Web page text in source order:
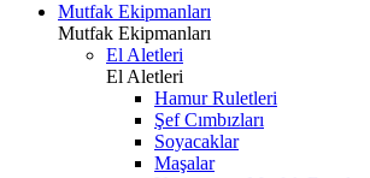
Mutfak Ekipmanları
Mutfak Ekipmanları
El Aletleri
El Aletleri
Hamur Ruletleri
Şef Cımbızları
Soyacaklar
Maşalar